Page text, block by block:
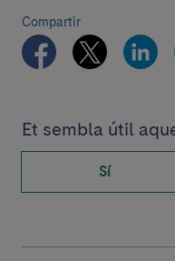
Compartir
Et sembla útil
Sí